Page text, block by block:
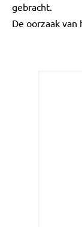
gebracht.
De oorzaak